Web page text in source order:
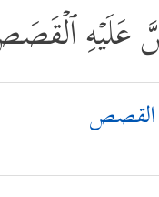
عَلَیۡهِ
القصص